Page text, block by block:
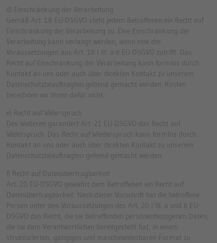
d) Einschränkung der Verarbeitung
Gemäß Art. 18 EU-DSGVO steht jedem Betroffenen ein Recht auf
Einschränkung der Verarbeitung zu. Eine Einschränkung der
Verarbeitung kann verlangt werden, wenn eine der
Voraussetzungen aus Art. 18 I lit. a-d EU-DSGVO zutrifft. Das
Recht auf Einschränkung der Verarbeitung kann formlos durch
Kontakt an uns oder auch über direkten Kontakt zu unserem
Datenschutzbeauftragten geltend gemacht werden. Kosten
berechnen wir Ihnen dafür nicht.
e) Recht auf Widerspruch
Des Weiteren garantiert Art. 21 EU-DSGVO das Recht auf
Widerspruch. Das Recht auf Wiederspruch kann formlos durch
Kontakt an uns oder auch über direkten Kontakt zu unserem
Datenschutzbeauftragten geltend gemacht werden.
f) Recht auf Datenübertragbarkeit
Art. 20 EU-DSGVO gewährt dem Betroffenen ein Recht auf
Datenübertragbarkeit. Nach dieser Vorschrift hat die betroffene
Person unter den Voraussetzungen des Art. 20 I lit. a und b EU-
DSGVO das Recht, die sie betreffenden personenbezogenen Daten,
die sie dem Verantwortlichen bereitgestellt hat, in einem
strukturierten, gängigen und maschinenlesbaren Format zu